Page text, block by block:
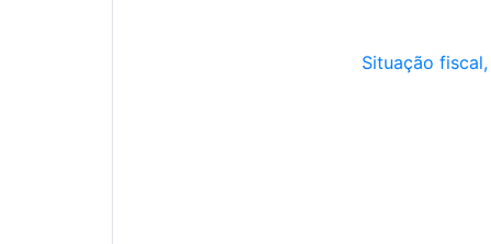
Situação